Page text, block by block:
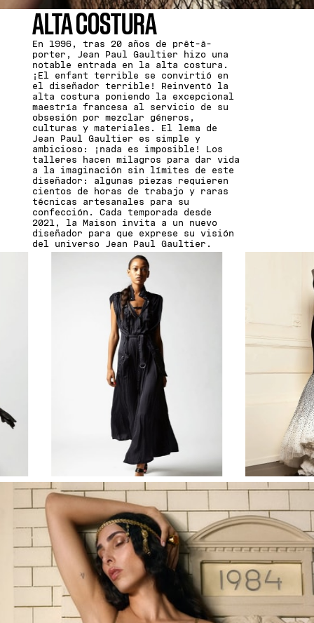
ALTA COSTURA
En 1996, tras 20 años de prêt-à-
porter, Jean Paul Gaultier hizo una
notable entrada en la alta costura.
¡El enfant terrible se convirtió en
el diseñador terrible! Reinventó la
alta costura poniendo la excepcional
maestría francesa al servicio de su
obsesión por mezclar géneros,
culturas y materiales. El lema de
Jean Paul Gaultier es simple y
ambicioso: ¡nada es imposible! Los
talleres hacen milagros para dar vida
a la imaginación sin límites de este
diseñador: algunas piezas requieren
cientos de horas de trabajo y raras
técnicas artesanales para su
confección. Cada temporada desde
2021, la Maison invita a un nuevo
diseñador para que exprese su visión
del universo Jean Paul Gaultier.